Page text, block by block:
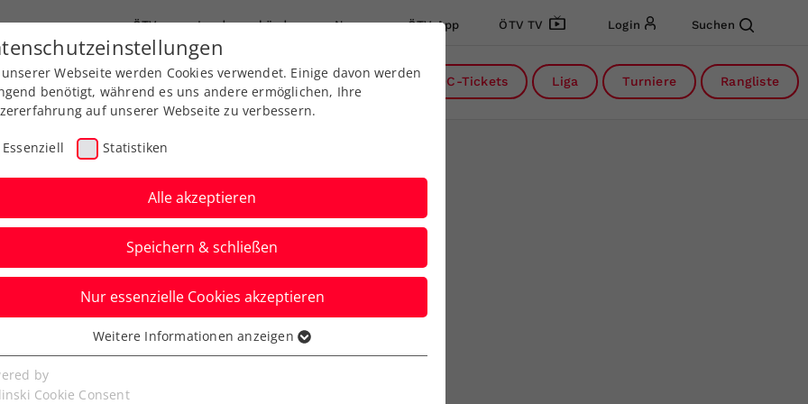
ÖTV Landesverbände News ÖTV App ÖTV TV Login Suchen
Ausbildung Services Über uns DC-Tickets Liga Turniere Rangliste
von Misolic
gestoppt
Webseite werden Cookies verwendet. Einige davon werden
benötigt, während es uns andere ermöglichen, Ihre
auf unserer Webseite zu verbessern.
Essenziell Statistiken
Alle akzeptieren
Speichern & schließen
Nur essenzielle Cookies akzeptieren
Cookies werden für grundlegende Funktionen der
benötigt. Dadurch ist gewährleistet, dass die Webseite
Weitere Informationen anzeigen
by
Cookie Consent